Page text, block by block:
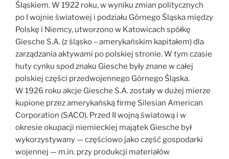
Śląskiem. W 1922 roku, w wyniku zmian politycznych
po I wojnie światowej i podziału Górnego Śląska między
Polskę i Niemcy, utworzono w Katowicach spółkę
Giesche S.A. (z śląsko – amerykańskim kapitałem) dla
zarządzania aktywami po polskiej stronie. W tym czasie
huty cynku spod znaku Giesche były znane w całej
polskiej części przedwojennego Górnego Śląska.
W 1926 roku akcje Giesche S.A. zostały w dużej mierze
kupione przez amerykańską firmę Silesian American
Corporation (SACO). Przed II wojną światową i w
okresie okupacji niemieckiej majątek Giesche był
wykorzystywany — częściowo jako część gospodarki
wojennej — m.in. przy produkcji materiałów